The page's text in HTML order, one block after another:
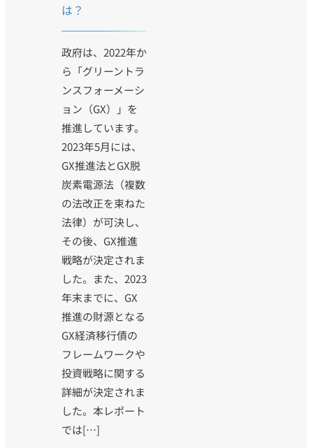
は？
政府は、2022年か
ら「グリーントラ
ンスフォーメーシ
ョン（GX）」を
推進しています。
2023年5月には、
GX推進法とGX脱
炭素電源法（複数
の法改正を束ねた
法律）が可決し、
その後、GX推進
戦略が決定されま
した。また、2023
年末までに、GX
推進の財源となる
GX経済移行債の
フレームワークや
投資戦略に関する
詳細が決定されま
した。本レポート
では[…]